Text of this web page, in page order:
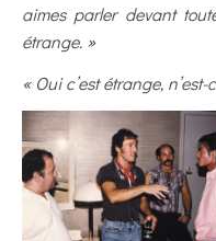
aimes parler devant
étrange. »
« Oui c’est étrange, n’est-